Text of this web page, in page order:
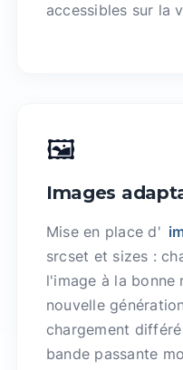
accessibles sur la
🖼️
Images
Mise en place d'
srcset et sizes :
l'image à la bonne
nouvelle
chargement
bande passante